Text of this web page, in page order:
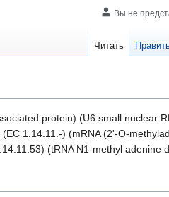
protein) (U6 small nuclear
1.14.11.-) (mRNA (2'-O-
(tRNA N1-methyl adenine
Вы не
Читать